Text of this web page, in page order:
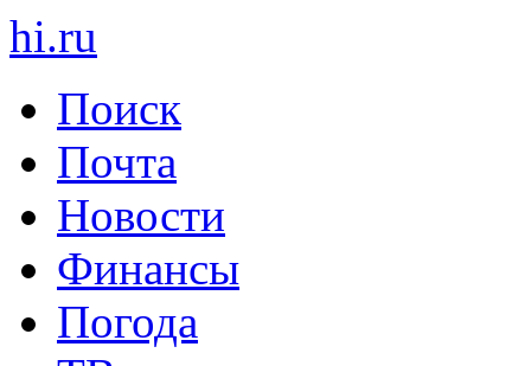
hi.ru
Поиск
Почта
Новости
Финансы
Погода